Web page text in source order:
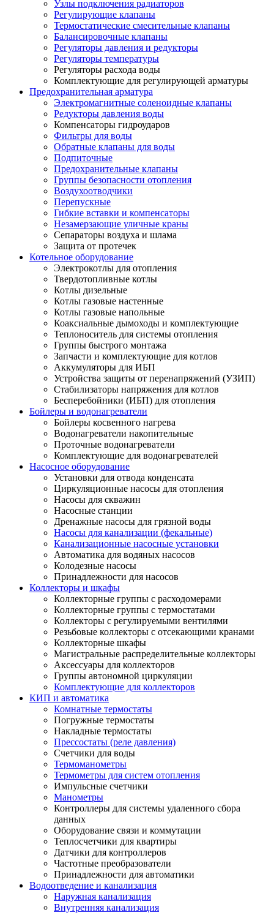
Узлы подключения радиаторов
Регулирующие клапаны
Термостатические смесительные клапаны
Балансировочные клапаны
Регуляторы давления и редукторы
Регуляторы температуры
Регуляторы расхода воды
Комплектующие для регулирующей арматуры
Предохранительная арматура
Электромагнитные соленоидные клапаны
Редукторы давления воды
Компенсаторы гидроударов
Фильтры для воды
Обратные клапаны для воды
Подпиточные
Предохранительные клапаны
Группы безопасности отопления
Воздухоотводчики
Перепускные
Гибкие вставки и компенсаторы
Незамерзающие уличные краны
Сепараторы воздуха и шлама
Защита от протечек
Котельное оборудование
Электрокотлы для отопления
Твердотопливные котлы
Котлы дизельные
Котлы газовые настенные
Котлы газовые напольные
Коаксиальные дымоходы и комплектующие
Теплоноситель для системы отопления
Группы быстрого монтажа
Запчасти и комплектующие для котлов
Аккумуляторы для ИБП
Устройства защиты от перенапряжений (УЗИП)
Стабилизаторы напряжения для котлов
Бесперебойники (ИБП) для отопления
Бойлеры и водонагреватели
Бойлеры косвенного нагрева
Водонагреватели накопительные
Проточные водонагреватели
Комплектующие для водонагревателей
Насосное оборудование
Установки для отвода конденсата
Циркуляционные насосы для отопления
Насосы для скважин
Насосные станции
Дренажные насосы для грязной воды
Насосы для канализации (фекальные)
Канализационные насосные установки
Автоматика для водяных насосов
Колодезные насосы
Принадлежности для насосов
Коллекторы и шкафы
Коллекторные группы с расходомерами
Коллекторные группы с термостатами
Коллекторы с регулируемыми вентилями
Резьбовые коллекторы с отсекающими кранами
Коллекторные шкафы
Магистральные распределительные коллекторы
Аксессуары для коллекторов
Группы автономной циркуляции
Комплектующие для коллекторов
КИП и автоматика
Комнатные термостаты
Погружные термостаты
Накладные термостаты
Прессостаты (реле давления)
Счетчики для воды
Термоманометры
Термометры для систем отопления
Импульсные счетчики
Манометры
Контроллеры для системы удаленного сбора
данных
Оборудование связи и коммутации
Теплосчетчики для квартиры
Датчики для контроллеров
Частотные преобразователи
Принадлежности для автоматики
Водоотведение и канализация
Наружная канализация
Внутренняя канализация